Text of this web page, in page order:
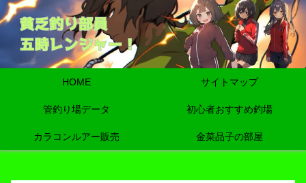
HOME サイトマップ
管釣り場データ 初心者おすすめ釣場
カラコンルアー販売 金菜品子の部屋